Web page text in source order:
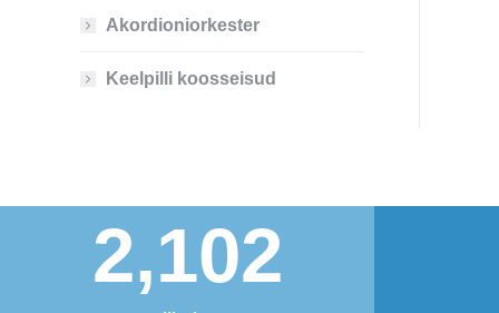
Akordioniorkester
Keelpilli koosseisud
2,102